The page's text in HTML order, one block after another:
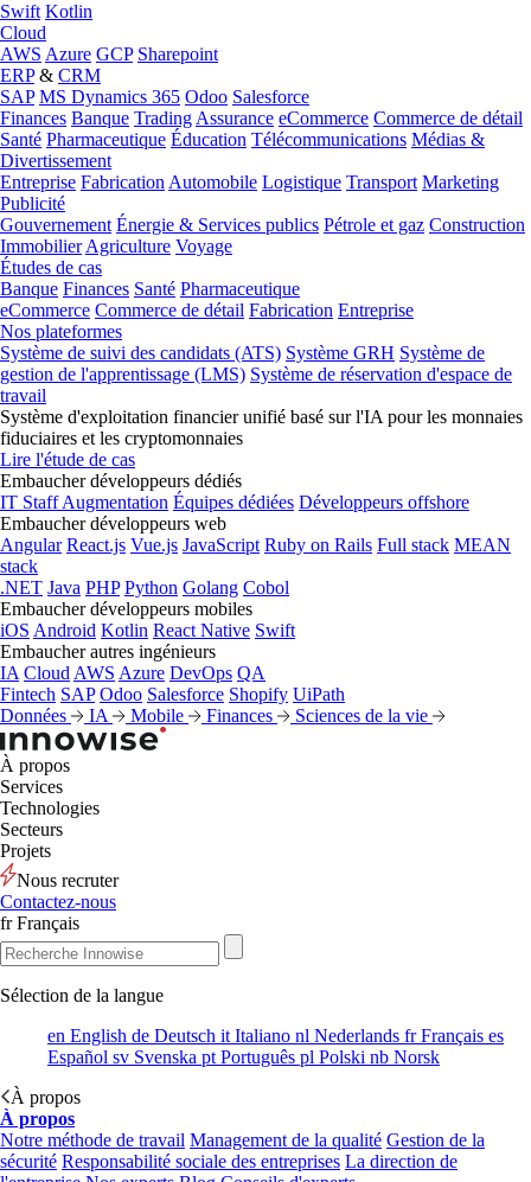
Swift Kotlin
Cloud
AWS Azure GCP Sharepoint
ERP& CRM
SAP MS Dynamics 365 Odoo Salesforce
Finances Banque Trading Assurance eCommerce Commerce de détail
Santé Pharmaceutique Éducation Télécommunications Médias &
Divertissement
Entreprise Fabrication Automobile Logistique Transport Marketing
Publicité
Gouvernement Énergie & Services publics Pétrole et gaz Construction
Immobilier Agriculture Voyage
Études de cas
Banque Finances Santé Pharmaceutique
eCommerce Commerce de détail Fabrication Entreprise
Nos plateformes
Système de suivi des candidats (ATS) Système GRH Système de
gestion de l'apprentissage (LMS) Système de réservation d'espace de
travail
Système d'exploitation financier unifié basé sur l'IA pour les monnaies
fiduciaires et les cryptomonnaies
Lire l'étude de cas
Embaucher développeurs dédiés
IT Staff Augmentation Équipes dédiées Développeurs offshore
Embaucher développeurs web
Angular React.js Vue.js JavaScript Ruby on Rails Full stack MEAN
stack
.NET Java PHP Python Golang Cobol
Embaucher développeurs mobiles
iOS Android Kotlin React Native Swift
Embaucher autres ingénieurs
IA Cloud AWS Azure DevOps QA
Fintech SAP Odoo Salesforce Shopify UiPath
Données
IA Mobile Finances Sciences de la vie
À propos
Services
Technologies
Secteurs
Projets
Nous recruter
Contactez-nous
fr Français
Sélection de la langue
en English de Deutsch it Italiano nl Nederlands frFrançais es
Español sv Svenska pt Português pl Polski nb Norsk
À propos
À propos
Notre méthode de travail Management de la qualité Gestion de la
sécurité Responsabilité sociale des entreprises La direction de